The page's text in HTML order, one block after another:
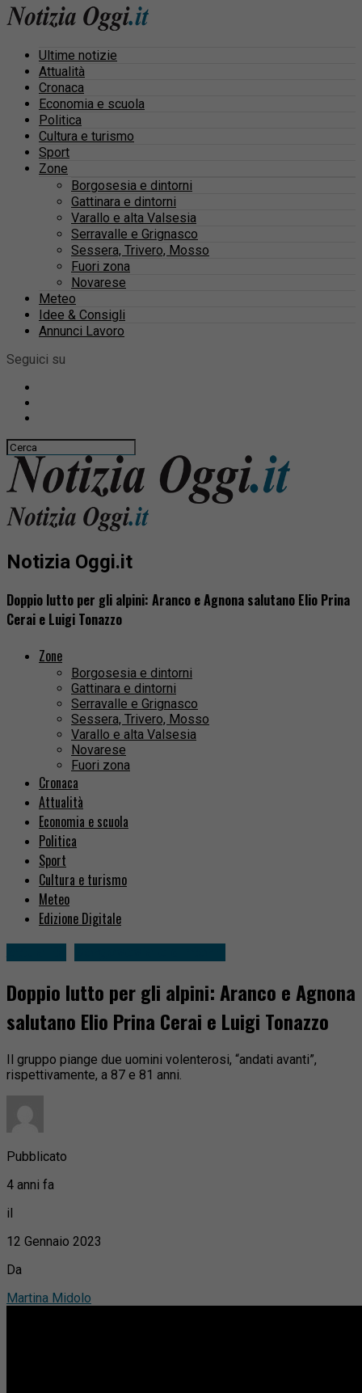
Ultime notizie
Attualità
Cronaca
Economia e scuola
Politica
Cultura e turismo
Sport
Zone
Borgosesia e dintorni
Gattinara e dintorni
Varallo e alta Valsesia
Serravalle e Grignasco
Sessera, Trivero, Mosso
Fuori zona
Novarese
Meteo
Idee & Consigli
Annunci Lavoro
Seguici su
Notizia Oggi.it
Doppio lutto per gli alpini: Aranco e Agnona salutano Elio Prina
Cerai e Luigi Tonazzo
Zone
Borgosesia e dintorni
Gattinara e dintorni
Serravalle e Grignasco
Sessera, Trivero, Mosso
Varallo e alta Valsesia
Novarese
Fuori zona
Cronaca
Attualità
Economia e scuola
Politica
Sport
Cultura e turismo
Meteo
Edizione Digitale
Doppio lutto per gli alpini: Aranco e Agnona
salutano Elio Prina Cerai e Luigi Tonazzo
Il gruppo piange due uomini volenterosi, “andati avanti”,
rispettivamente, a 87 e 81 anni.
Pubblicato
4 anni fa
il
12 Gennaio 2023
Da
Martina Midolo